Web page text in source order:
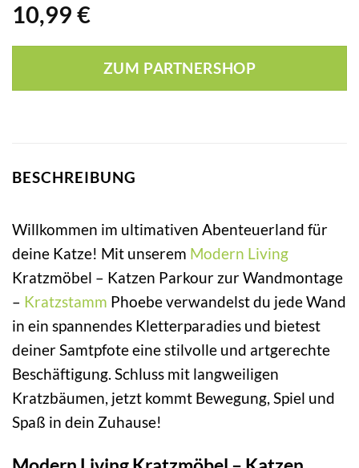
10,99 €
ZUM PARTNERSHOP
BESCHREIBUNG
Willkommen im ultimativen Abenteuerland für
deine Katze! Mit unserem Modern Living
Kratzmöbel – Katzen Parkour zur Wandmontage
– Kratzstamm Phoebe verwandelst du jede Wand
in ein spannendes Kletterparadies und bietest
deiner Samtpfote eine stilvolle und artgerechte
Beschäftigung. Schluss mit langweiligen
Kratzbäumen, jetzt kommt Bewegung, Spiel und
Spaß in dein Zuhause!